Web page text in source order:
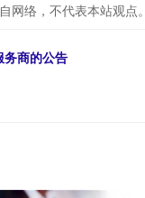
网络，不代表本站观点
务商的公告